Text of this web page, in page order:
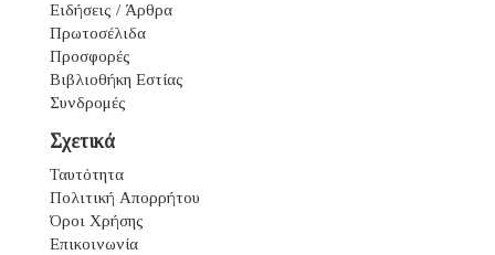
Ειδήσεις / Άρθρα
Πρωτοσέλιδα
Προσφορές
Βιβλιοθήκη Εστίας
Συνδρομές
Σχετικά
Ταυτότητα
Πολιτική Απορρήτου
Όροι Χρήσης
Επικοινωνία